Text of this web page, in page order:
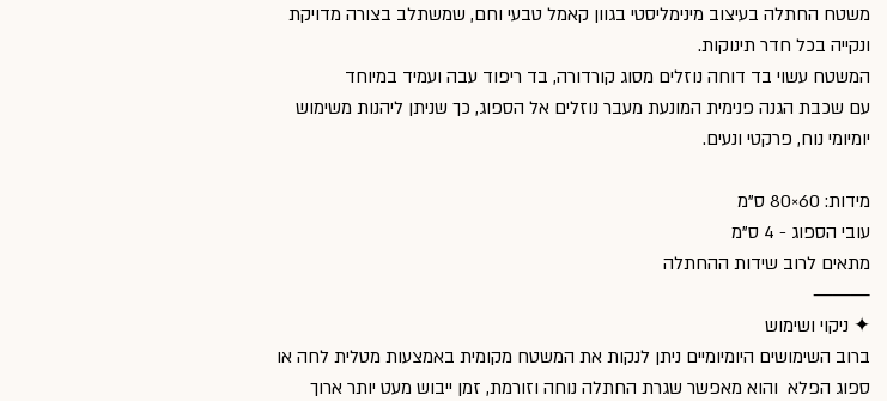
משטח החתלה בעיצוב מינימליסטי בגוון קאמל טבעי וחם, שמשתלב בצורה מדויקת
ונקייה בכל חדר תינוקות.
המשטח עשוי בד דוחה נוזלים מסוג קורדורה, בד ריפוד עבה ועמיד במיוחד
עם שכבת הגנה פנימית המונעת מעבר נוזלים אל הספוג, כך שניתן ליהנות משימוש
יומיומי נוח, פרקטי ונעים.
מידות: 60×80 ס”מ
עובי הספוג - 4 ס"מ
מתאים לרוב שידות ההחתלה
⸻
✦ ניקוי ושימוש
ברוב השימושים היומיומיים ניתן לנקות את המשטח מקומית באמצעות מטלית לחה או
ספוג הפלא והוא מאפשר שגרת החתלה נוחה וזורמת, זמן ייבוש מעט יותר ארוך